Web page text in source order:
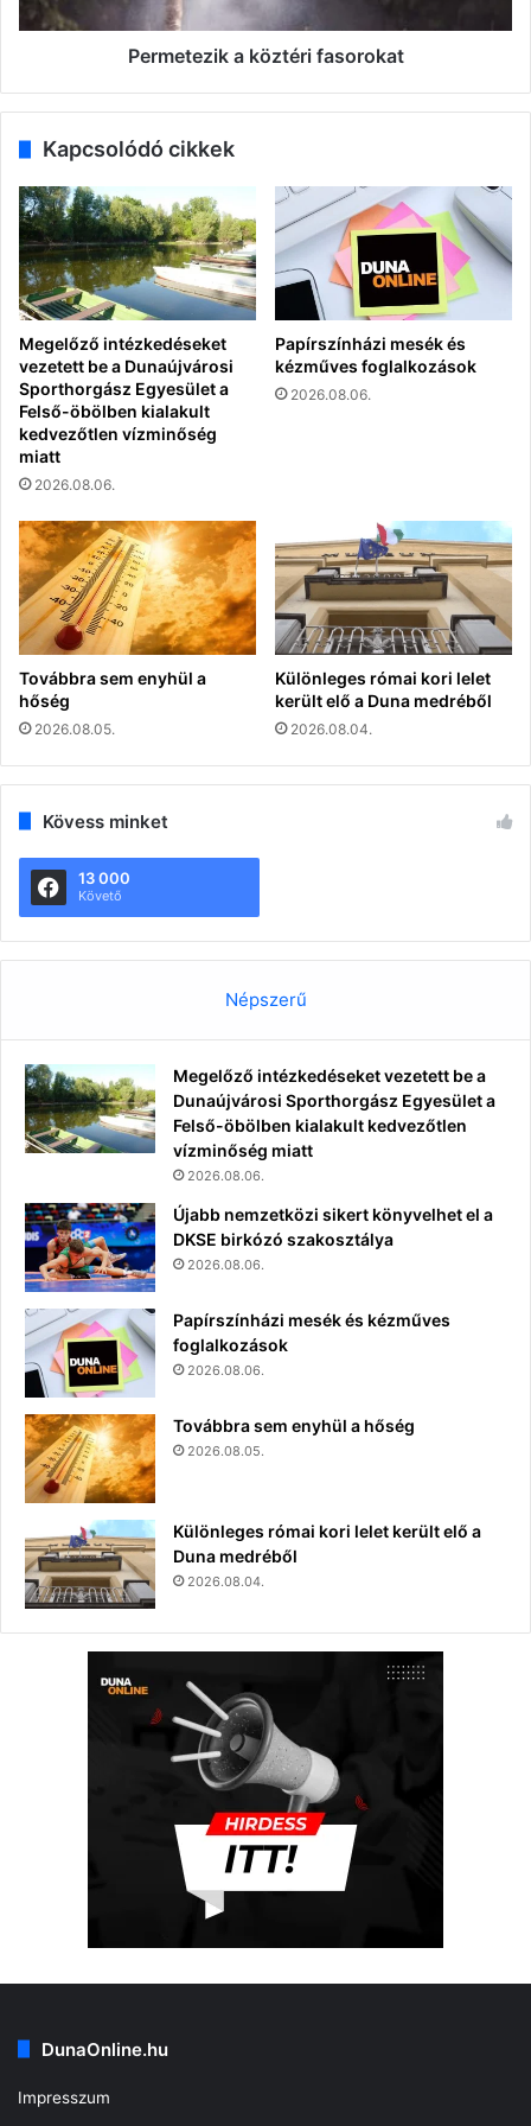
Permetezik a köztéri fasorokat
Kapcsolódó cikkek
Megelőző intézkedéseket
vezetett be a Dunaújvárosi
Sporthorgász Egyesület a
Felső-öbölben kialakult
kedvezőtlen vízminőség
miatt
2026.08.06.
Papírszínházi mesék és
kézműves foglalkozások
2026.08.06.
Továbbra sem enyhül a
hőség
2026.08.05.
Különleges római kori lelet
került elő a Duna medréből
2026.08.04.
Kövess minket
13 000
Követő
Népszerű
Megelőző intézkedéseket vezetett be a
Dunaújvárosi Sporthorgász Egyesület a
Felső-öbölben kialakult kedvezőtlen
vízminőség miatt
2026.08.06.
Újabb nemzetközi sikert könyvelhet el a
DKSE birkózó szakosztálya
2026.08.06.
Papírszínházi mesék és kézműves
foglalkozások
2026.08.06.
Továbbra sem enyhül a hőség
2026.08.05.
Különleges római kori lelet került elő a
Duna medréből
2026.08.04.
DunaOnline.hu
Impresszum